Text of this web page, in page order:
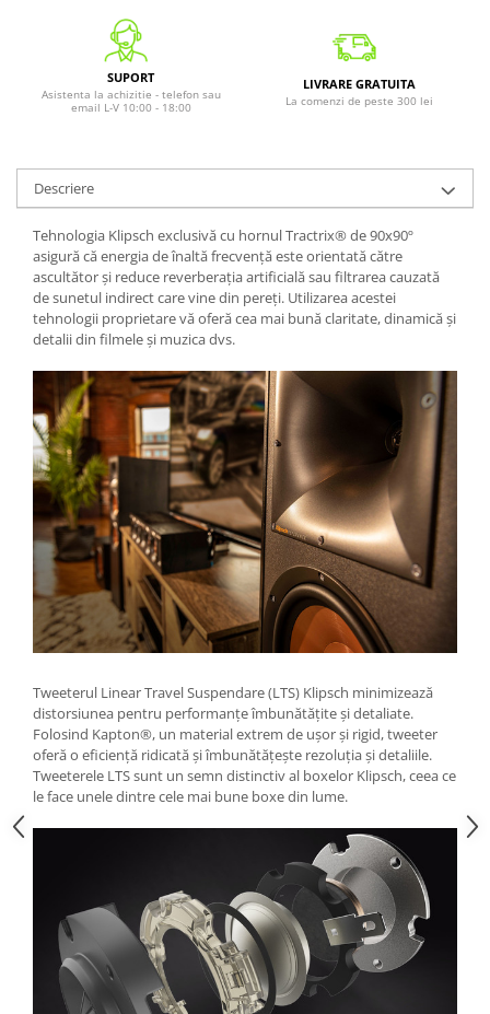
SUPORT
Asistenta la achizitie - telefon sau
email L-V 10:00 - 18:00
LIVRARE GRATUITA
La comenzi de peste 300 lei
Descriere
Tehnologia Klipsch exclusivă cu hornul Tractrix® de 90x90º
asigură că energia de înaltă frecvență este orientată către
ascultător și reduce reverberația artificială sau filtrarea cauzată
de sunetul indirect care vine din pereți. Utilizarea acestei
tehnologii proprietare vă oferă cea mai bună claritate, dinamică și
detalii din filmele și muzica dvs.
Tweeterul Linear Travel Suspendare (LTS) Klipsch minimizează
distorsiunea pentru performanțe îmbunătățite și detaliate.
Folosind Kapton®, un material extrem de ușor și rigid, tweeter
oferă o eficiență ridicată și îmbunătățește rezoluția și detaliile.
Tweeterele LTS sunt un semn distinctiv al boxelor Klipsch, ceea ce
le face unele dintre cele mai bune boxe din lume.